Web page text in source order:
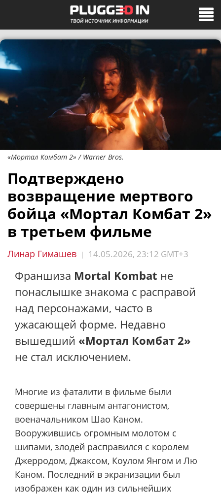
«Мортал Комбат 2» / Warner Bros.
Подтверждено
возвращение мертвого
бойца «Мортал Комбат 2»
в третьем фильме
Линар Гимашев | 14.05.2026, 23:12 GMT+3
Франшиза Mortal Kombat не
понаслышке знакома с расправой
над персонажами, часто в
ужасающей форме. Недавно
вышедший «Мортал Комбат 2»
не стал исключением.
Многие из фаталити в фильме были
совершены главным антагонистом,
военачальником Шао Каном.
Вооружившись огромным молотом с
шипами, злодей расправился с королем
Джерродом, Джаксом, Коулом Янгом и Лю
Каном. Последний в экранизации был
изображен как один из сильнейших